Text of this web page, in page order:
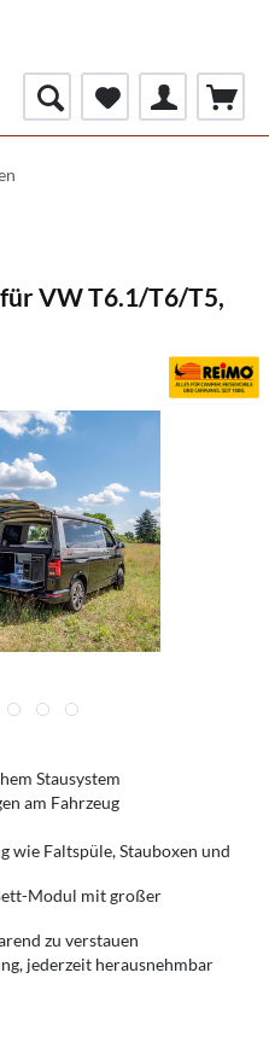
VW T6.1/T6/T5,
Stausystem
am Fahrzeug
wie Faltspüle, Stauboxen und
Modul mit großer
zu verstauen
jederzeit herausnehmbar